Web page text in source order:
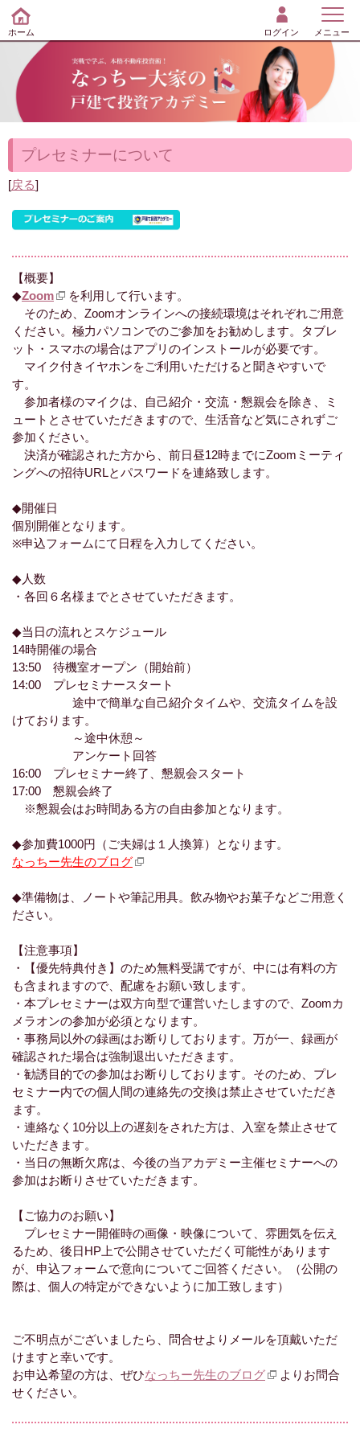
プレセミナーについて
[戻る]
【概要】
◆Zoom
を利用して行います。
そのため、Zoomオンラインへの接続環境はそれぞれご用意
ください。極力パソコンでのご参加をお勧めします。タブレ
ット・スマホの場合はアプリのインストールが必要です。
マイク付きイヤホンをご利用いただけると聞きやすいで
す。
参加者様のマイクは、自己紹介・交流・懇親会を除き、ミ
ュートとさせていただきますので、生活音など気にされずご
参加ください。
決済が確認された方から、前日昼12時までにZoomミーティ
ングへの招待URLとパスワードを連絡致します。
◆開催日
個別開催となります。
※申込フォームにて日程を入力してください。
◆人数
・各回６名様までとさせていただきます。
◆当日の流れとスケジュール
14時開催の場合
13:50 待機室オープン（開始前）
14:00 プレセミナースタート
途中で簡単な自己紹介タイムや、交流タイムを設
けております。
～途中休憩～
アンケート回答
16:00 プレセミナー終了、懇親会スタート
17:00 懇親会終了
※懇親会はお時間ある方の自由参加となります。
◆参加費1000円（ご夫婦は１人換算）となります。
なっちー先生のブログ
◆準備物は、ノートや筆記用具。飲み物やお菓子などご用意く
ださい。
【注意事項】
・【優先特典付き】のため無料受講ですが、中には有料の方
も含まれますので、配慮をお願い致します。
・本プレセミナーは双方向型で運営いたしますので、Zoomカ
メラオンの参加が必須となります。
・事務局以外の録画はお断りしております。万が一、録画が
確認された場合は強制退出いただきます。
・勧誘目的での参加はお断りしております。そのため、プレ
セミナー内での個人間の連絡先の交換は禁止させていただき
ます。
・連絡なく10分以上の遅刻をされた方は、入室を禁止させて
いただきます。
・当日の無断欠席は、今後の当アカデミー主催セミナーへの
参加はお断りさせていただきます。
【ご協力のお願い】
プレセミナー開催時の画像・映像について、雰囲気を伝え
るため、後日HP上で公開させていただく可能性があります
が、申込フォームで意向についてご回答ください。（公開の
際は、個人の特定ができないように加工致します）
ご不明点がございましたら、問合せよりメールを頂戴いただ
けますと幸いです。
お申込希望の方は、ぜひなっちー先生のブログ
よりお問合
せください。
ホーム ログイン メニュー